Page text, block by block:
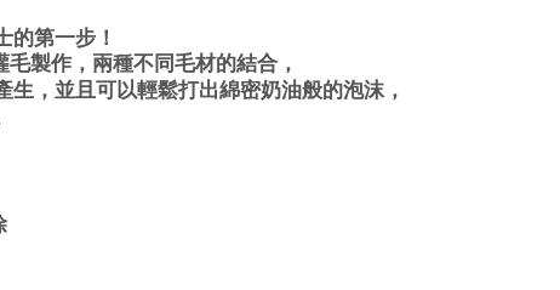
的第一步！
製作，兩種不同毛材的結合，
，並且可以輕鬆打出綿密奶油般的泡沫，